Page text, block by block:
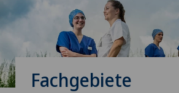
Fachgebiete